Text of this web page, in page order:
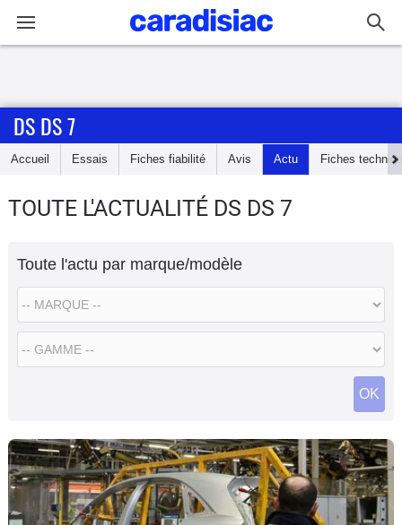
Accueil
Essais
Guide
d'achat
Electriques
Auto
Services
DS DS 7
Accueil Essais Fiches fiabilité Avis Actu Fiches
TOUTE L'ACTUALITÉ DS DS 7
Toute l'actu par marque/modèle
OK